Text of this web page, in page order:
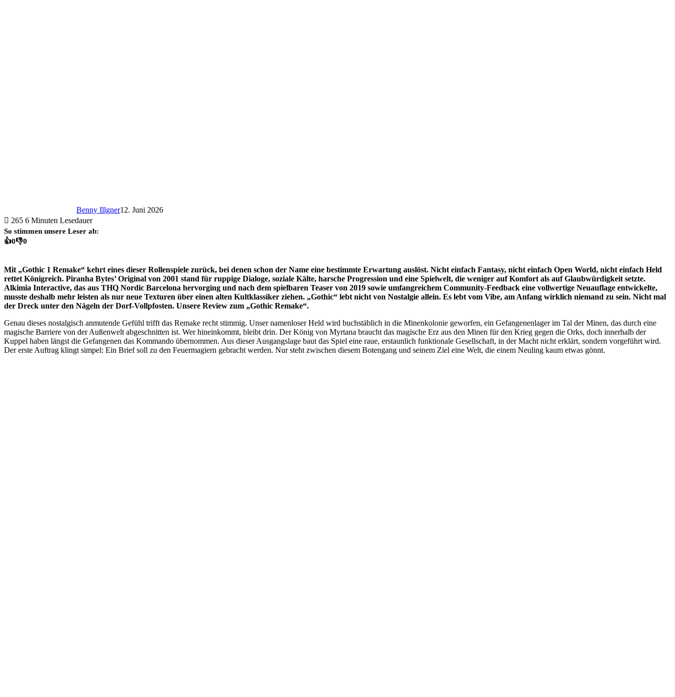
Benny Illgner12. Juni 2026
265 6 Minuten Lesedauer
So stimmen unsere Leser ab:
👍0👎0
Mit „Gothic 1 Remake“ kehrt eines dieser Rollenspiele zurück, bei denen schon der Name eine bestimmte Erwartung auslöst. Nicht einfach Fantasy, nicht einfach Open World, nicht einfach Held
rettet Königreich. Piranha Bytes’ Original von 2001 stand für ruppige Dialoge, soziale Kälte, harsche Progression und eine Spielwelt, die weniger auf Komfort als auf Glaubwürdigkeit setzte.
Alkimia Interactive, das aus THQ Nordic Barcelona hervorging und nach dem spielbaren Teaser von 2019 sowie umfangreichem Community-Feedback eine vollwertige Neuauflage entwickelte,
musste deshalb mehr leisten als nur neue Texturen über einen alten Kultklassiker ziehen. „Gothic“ lebt nicht von Nostalgie allein. Es lebt vom Vibe, am Anfang wirklich niemand zu sein. Nicht mal
der Dreck unter den Nägeln der Dorf-Vollpfosten. Unsere Review zum „Gothic Remake“.
Genau dieses nostalgisch anmutende Gefühl trifft das Remake recht stimmig. Unser namenloser Held wird buchstäblich in die Minenkolonie geworfen, ein Gefangenenlager im Tal der Minen, das durch eine
magische Barriere von der Außenwelt abgeschnitten ist. Wer hineinkommt, bleibt drin. Der König von Myrtana braucht das magische Erz aus den Minen für den Krieg gegen die Orks, doch innerhalb der
Kuppel haben längst die Gefangenen das Kommando übernommen. Aus dieser Ausgangslage baut das Spiel eine raue, erstaunlich funktionale Gesellschaft, in der Macht nicht erklärt, sondern vorgeführt wird.
Der erste Auftrag klingt simpel: Ein Brief soll zu den Feuermagiern gebracht werden. Nur steht zwischen diesem Botengang und seinem Ziel eine Welt, die einem Neuling kaum etwas gönnt.